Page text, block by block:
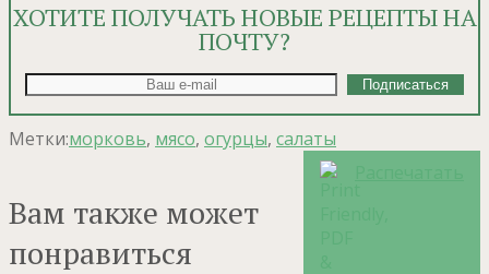
ХОТИТЕ ПОЛУЧАТЬ НОВЫЕ РЕЦЕПТЫ НА
ПОЧТУ?
Метки:морковь, мясо, огурцы, салаты
Вам также может
понравиться